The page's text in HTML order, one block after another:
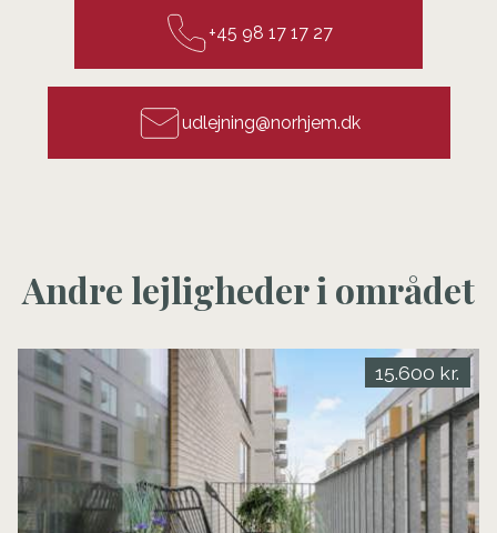
+45 98 17 17 27
udlejning@norhjem.dk
Andre lejligheder i området
15.600 kr.